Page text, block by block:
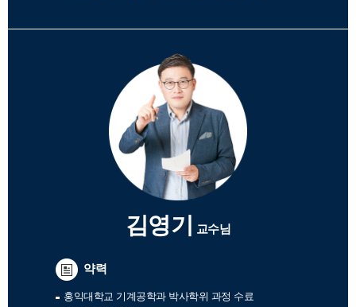
김영기 교수님
약력
홍익대학교 기계공학과 박사학위 과정 수료